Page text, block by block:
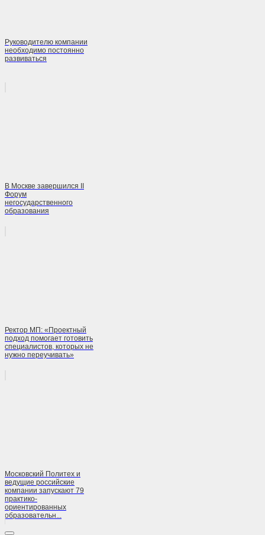
Руководителю компании
необходимо постоянно
развиваться
В Москве завершился II
Форум
негосударственного
образования
Ректор МП: «Проектный
подход помогает готовить
специалистов, которых не
нужно переучивать»
Московский Политех и
ведущие российские
компании запускают 79
практико-
ориентированных
образовательн...